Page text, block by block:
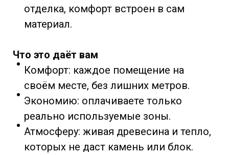
отделка, комфорт встроен в сам
материал.
Что это даёт вам
Комфорт: каждое помещение на
своём месте, без лишних метров.
Экономию: оплачиваете только
реально используемые зоны.
Атмосферу: живая древесина и тепло,
которых не даст камень или блок.